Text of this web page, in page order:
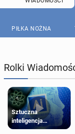
PIŁKA NOŻNA
Rolki
Sztuczna
inteligencja
próbowała oszukać